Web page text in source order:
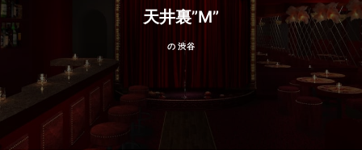
天井裏”M”
の 渋谷